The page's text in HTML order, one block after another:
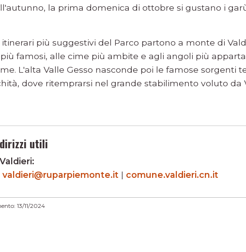
la prima domenica di ottobre si gustano i
più suggestivi del Parco partono a monte di
famosi, alle cime più ambite e agli angoli più
L'alta Valle Gesso nasconde poi le famose sorgenti
dove ritemprarsi nel grande stabilimento voluto da
utili
valdieri@ruparpiemonte.it | comune.valdieri.cn.it
13/11/2024